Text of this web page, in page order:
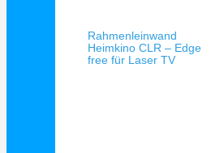
Rahmenleinwand
Heimkino CLR – Edge
free für Laser TV